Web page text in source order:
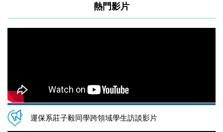
熱門影片
運保系莊子毅同學跨領域學生訪談影片